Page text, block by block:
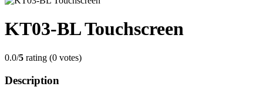
KT03-BL Touchscreen
0.0/5 rating (0 votes)
Description